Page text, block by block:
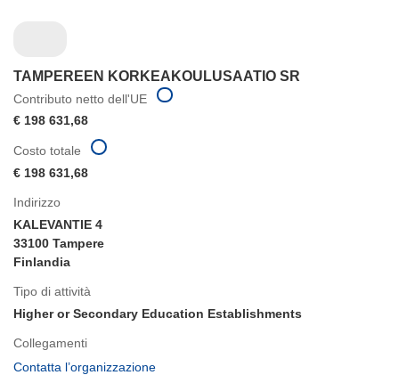
TAMPEREEN KORKEAKOULUSAATIO SR
Contributo netto dell'UE
€ 198 631,68
Indirizzo
KALEVANTIE 4
33100 Tampere
Finlandia
Tipo di attività
Higher or Secondary Education Establishments
Collegamenti
Contatta l’organizzazione
Costo totale
€ 198 631,68